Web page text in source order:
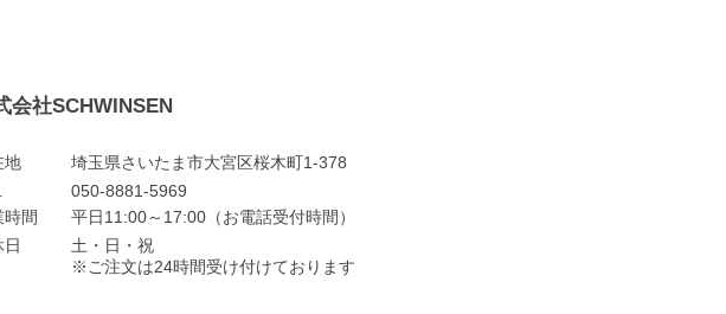
会社SCHWINSEN
地
埼玉県さいたま市大宮区桜木町1-378
050-8881-5969
時間
平日11:00～17:00（お電話受付時間）
日
土・日・祝
※ご注文は24時間受け付けております